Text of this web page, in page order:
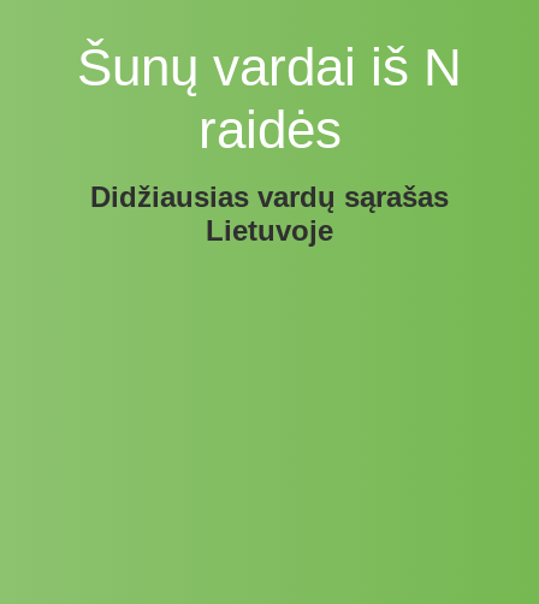
Šunų vardai iš N
raidės
Didžiausias vardų sąrašas
Lietuvoje